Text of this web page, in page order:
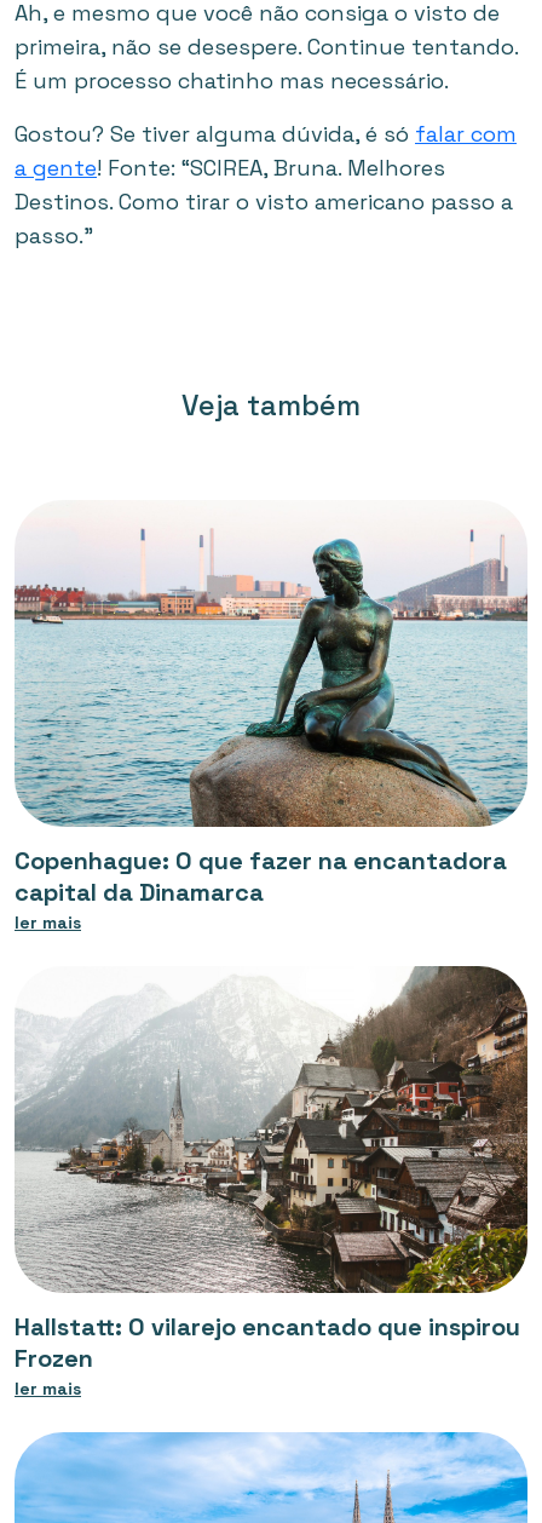
Ah, e mesmo que você não consiga o visto de
primeira, não se desespere. Continue tentando.
É um processo chatinho mas necessário.
Gostou? Se tiver alguma dúvida, é só falar com
a gente! Fonte: “SCIREA, Bruna. Melhores
Destinos. Como tirar o visto americano passo a
passo.”
Veja também
Copenhague: O que fazer na encantadora
capital da Dinamarca
ler mais
Hallstatt: O vilarejo encantado que inspirou
Frozen
ler mais